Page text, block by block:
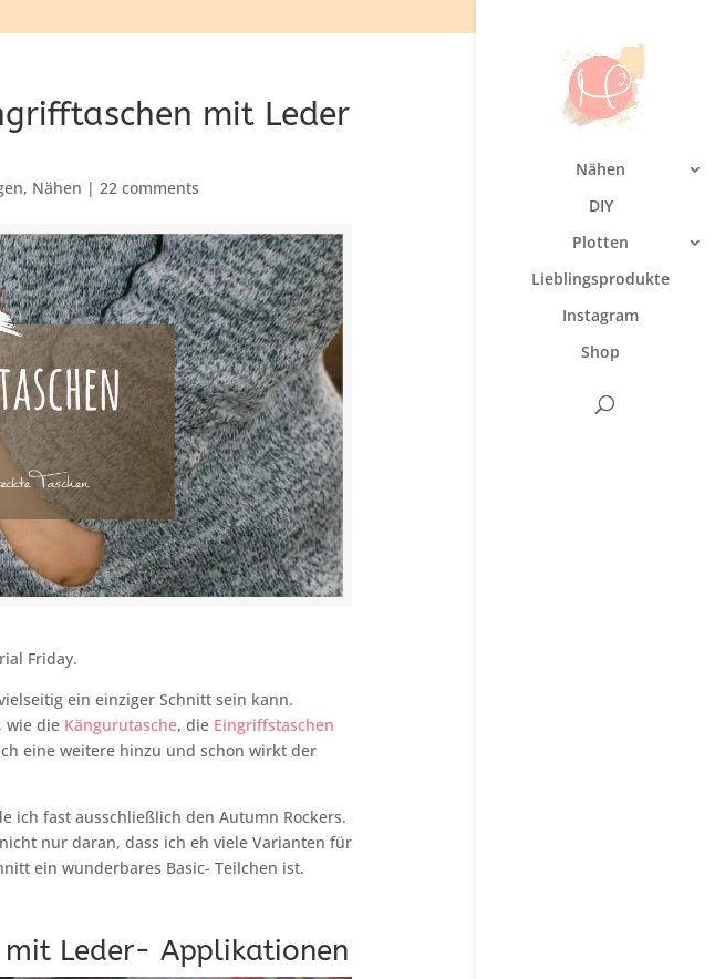
Nähen
DIY
Plotten
Lieblingsprodukte
Instagram
Shop
mit Leder
, Nähen |22 comments
Friday.
ein einziger Schnitt sein kann.
wie die Kängurutasche, die Eingriffstaschen
eine weitere hinzu und schon wirkt der
ich fast ausschließlich den Autumn Rockers.
nur daran, dass ich eh viele Varianten für
ein wunderbares Basic- Teilchen ist.
mit Leder- Applikationen